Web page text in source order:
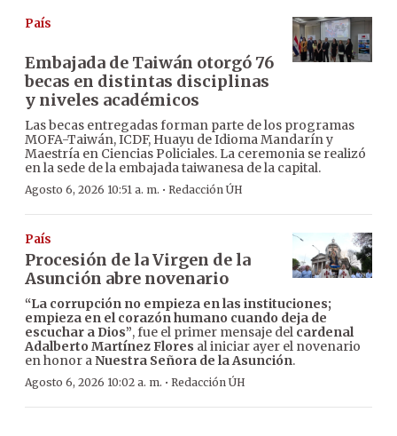
País
Embajada de Taiwán otorgó 76
becas en distintas disciplinas
y niveles académicos
Las becas entregadas forman parte de los programas
MOFA-Taiwán, ICDF, Huayu de Idioma Mandarín y
Maestría en Ciencias Policiales. La ceremonia se realizó
en la sede de la embajada taiwanesa de la capital.
Agosto 6, 2026 10:51 a. m. · Redacción ÚH
País
Procesión de la Virgen de la
Asunción abre novenario
“La corrupción no empieza en las instituciones;
empieza en el corazón humano cuando deja de
escuchar a Dios”, fue el primer mensaje del cardenal
Adalberto Martínez Flores al iniciar ayer el novenario
en honor aNuestra Señora de la Asunción.
Agosto 6, 2026 10:02 a. m. · Redacción ÚH